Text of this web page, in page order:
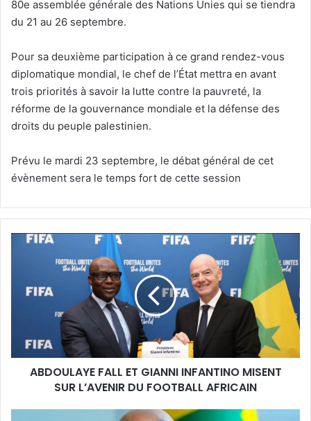
80e assemblée générale des Nations Unies qui se tiendra
du 21 au 26 septembre.
Pour sa deuxième participation à ce grand rendez-vous
diplomatique mondial, le chef de l’État mettra en avant
trois priorités à savoir la lutte contre la pauvreté, la
réforme de la gouvernance mondiale et la défense des
droits du peuple palestinien.
Prévu le mardi 23 septembre, le débat général de cet
évènement sera le temps fort de cette session
ABDOULAYE
INFANTINO
L’AVENIR
DU
FOOTBALL
ABDOULAYE FALL ET GIANNI INFANTINO MISENT
SUR L’AVENIR DU FOOTBALL AFRICAIN